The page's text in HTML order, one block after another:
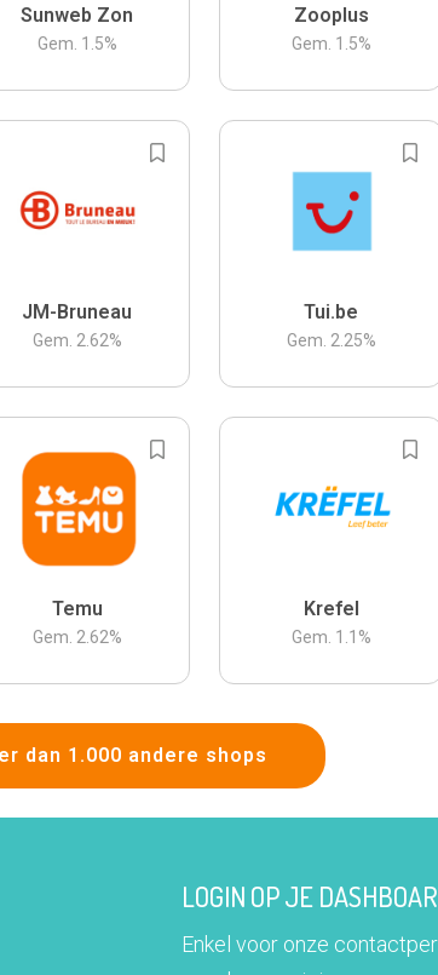
Sunweb Zon
Gem. 1.5%
Zooplus
Gem. 1.5%
JM-Bruneau
Gem. 2.62%
Tui.be
Gem. 2.25%
Temu
Gem. 2.62%
Krefel
Gem. 1.1 %
dan 1.000 andere shops
LOGIN OP JE
Enkel voor onze